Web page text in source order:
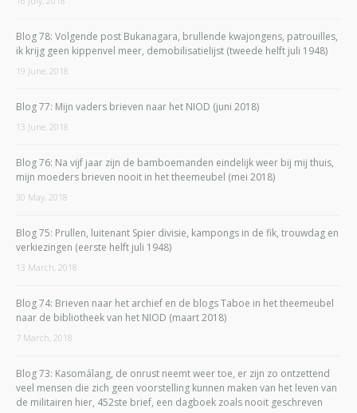
Blog 78: Volgende post Bukanagara, brullende kwajongens, patrouilles,
ik krijg geen kippenvel meer, demobilisatielijst (tweede helft juli 1948)
19 June, 2018
Blog 77: Mijn vaders brieven naar het NIOD (juni 2018)
13 June, 2018
Blog 76: Na vijf jaar zijn de bamboemanden eindelijk weer bij mij thuis,
mijn moeders brieven nooit in het theemeubel (mei 2018)
30 May, 2018
Blog 75: Prullen, luitenant Spier divisie, kampongs in de fik, trouwdag en
verkiezingen (eerste helft juli 1948)
13 March, 2018
Blog 74: Brieven naar het archief en de blogs Taboe in het theemeubel
naar de bibliotheek van het NIOD (maart 2018)
7 March, 2018
Blog 73: Kasomálang, de onrust neemt weer toe, er zijn zo ontzettend
veel mensen die zich geen voorstelling kunnen maken van het leven van
de militairen hier, 452ste brief, een dagboek zoals nooit geschreven